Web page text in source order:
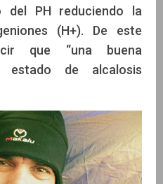
del PH reduciendo la
(H+). De este
que “una buena
estado de alcalosis